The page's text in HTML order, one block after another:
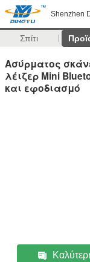
Shenzhen
Σπίτι
Ασύρματος
λέιζερ Mini
και εφοδιασμό